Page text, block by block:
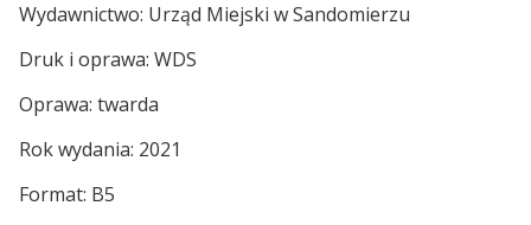
Wydawnictwo: Urząd Miejski w Sandomierzu
Druk i oprawa: WDS
Oprawa: twarda
Rok wydania: 2021
Format: B5